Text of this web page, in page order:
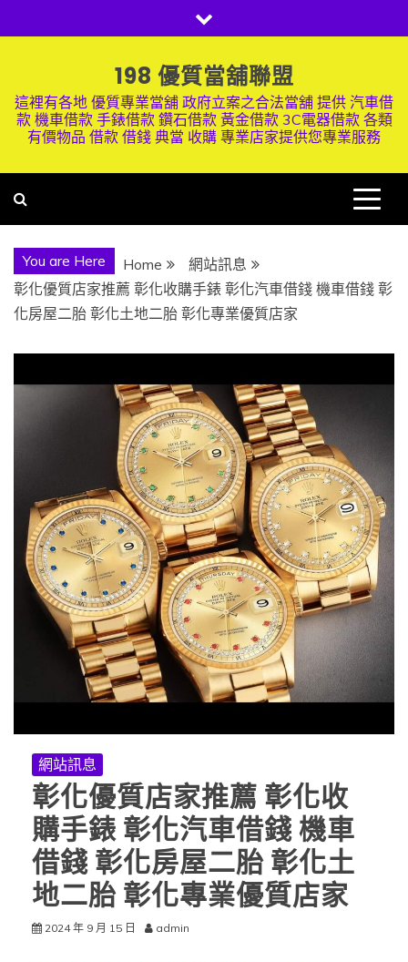
to
198 優質當舖聯盟
這裡有各地 優質專業當舖 政府立案之合法當舖 提供 汽車借
款 機車借款 手錶借款 鑽石借款 黃金借款 3C電器借款 各類
有價物品 借款 借錢 典當 收購 專業店家提供您專業服務
You are Here Home
網站訊息
彰化優質店家推薦 彰化收購手錶 彰化汽車借錢 機車借錢 彰
化房屋二胎 彰化土地二胎 彰化專業優質店家
網站訊息
彰化優質店家推薦 彰化收
購手錶 彰化汽車借錢 機車
借錢 彰化房屋二胎 彰化土
地二胎 彰化專業優質店家
2024 年 9 月 15 日 admin